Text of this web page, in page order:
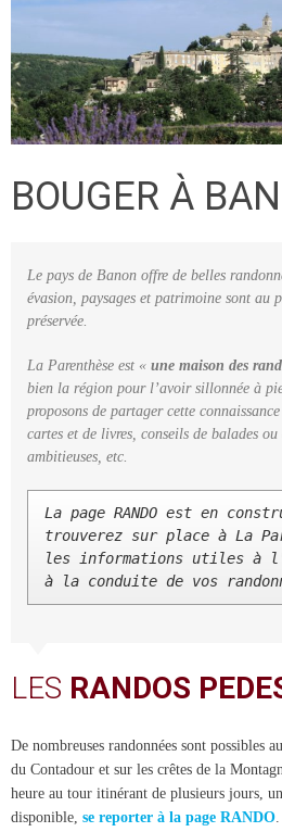
BOUGER À
Le pays de Banon offre de belles
évasion, paysages et patrimoine sont au
préservée.
La Parenthèse est « une maison des
bien la région pour l’avoir sillonnée à
proposons de partager cette
cartes et de livres, conseils de balades
ambitieuses, etc.
La page RANDO est en
trouverez sur place à La
les informations utiles à
à la conduite de vos
LES RANDOS
De nombreuses randonnées sont possibles
du Contadour et sur les crêtes de la
heure au tour itinérant de plusieurs jours,
disponible, se reporter à la page RANDO.